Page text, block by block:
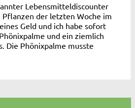
Lebensmitteldiscounter
der letzten Woche im
Geld und ich habe sofort
und ein ziemlich
Die Phönixpalme musste